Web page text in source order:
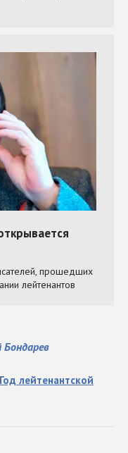
Год лейтенантской